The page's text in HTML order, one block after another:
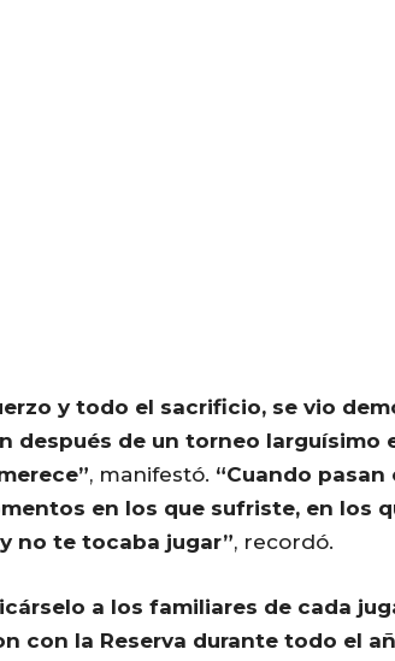
y todo el sacrificio, se vio
después de un torneo larguísimo
, manifestó. “Cuando
en los que sufriste, en los
no te tocaba jugar”, recordó.
a los familiares de cada
con la Reserva durante todo el